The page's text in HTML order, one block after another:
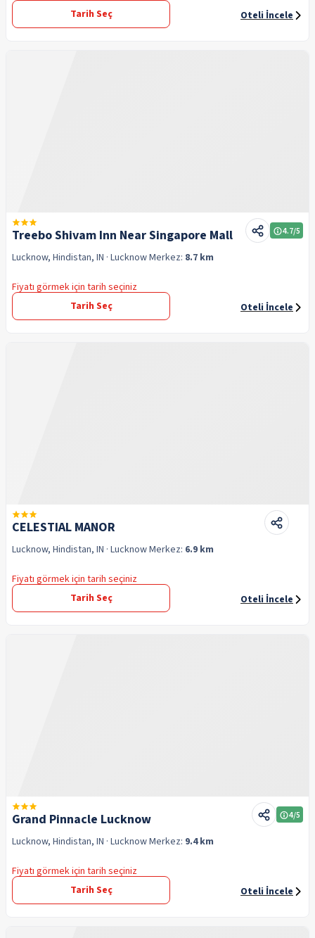
Tarih Seç
Oteli İncele
Treebo Shivam Inn Near Singapore Mall 4.7/5
Lucknow, Hindistan, IN · LucknowMerkez: 8.7 km
Fiyatı görmek için tarih seçiniz
Tarih Seç
Oteli İncele
CELESTIAL MANOR
Lucknow, Hindistan, IN · LucknowMerkez: 6.9 km
Fiyatı görmek için tarih seçiniz
Tarih Seç
Oteli İncele
Grand Pinnacle Lucknow 4/5
Lucknow, Hindistan, IN · LucknowMerkez: 9.4 km
Fiyatı görmek için tarih seçiniz
Tarih Seç
Oteli İncele